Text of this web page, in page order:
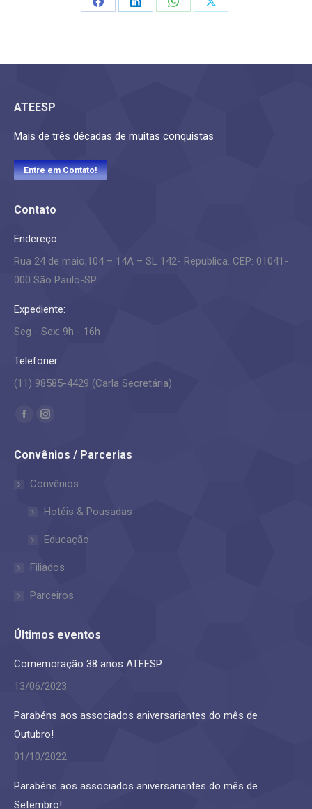
CompartilharCompartilharCompartilharCompartilhar
ATEESP
Mais de três décadas de muitas conquistas
Entre em Contato!
Contato
Endereço:
Rua 24 de maio,104 – 14A – SL 142- Republica. CEP: 01041-
000 São Paulo-SP
Expediente:
Seg - Sex: 9h - 16h
Telefoner:
(11) 98585-4429 (Carla Secretária)
Encontre-nos em:
Facebook
opens
window
Instagram
opens
window
Convênios / Parcerias
Convênios
Hotéis & Pousadas
Educação
Filiados
Parceiros
Últimos eventos
Comemoração 38 anos ATEESP
13/06/2023
Parabéns aos associados aniversariantes do mês de
Outubro!
01/10/2022
Parabéns aos associados aniversariantes do mês de
Setembro!